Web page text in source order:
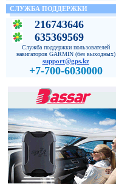
СЛУЖБА ПОДДЕРЖКИ
216743646
635369569
Служба поддержки пользователей
навигаторов GARMIN (без выходных)
support@gps.kz
+7-700-6030000